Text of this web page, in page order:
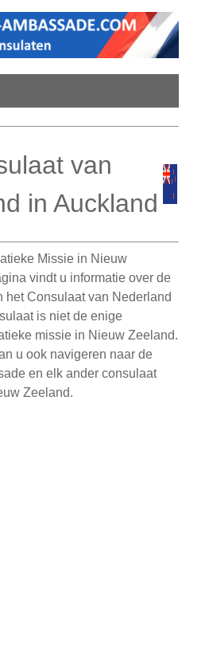
van
in Auckland
Missie in Nieuw
vindt u informatie over de
het Consulaat van Nederland
is niet de enige
missie in Nieuw Zeeland.
u ook navigeren naar de
en elk ander consulaat
Zeeland.